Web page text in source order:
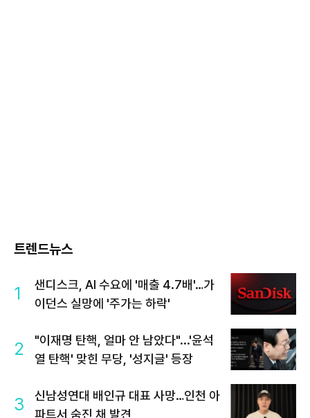
트렌드뉴스
1
샌디스크, AI 수요에 '매출 4.7배'…가
이던스 실망에 '주가는 하락'
2
"이재명 탄핵, 얼마 안 남았다"...'윤석
열 탄핵' 맞힌 무당, '성지글' 등장
3
신남성연대 배인규 대표 사망…인천 아
파트서 숨진 채 발견